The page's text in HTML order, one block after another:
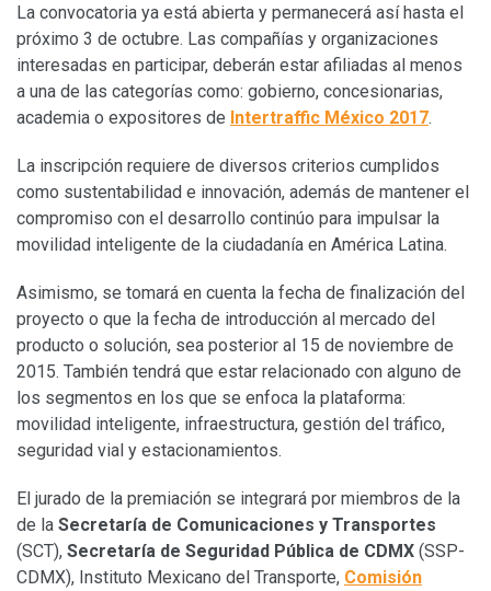
La convocatoria ya está abierta y permanecerá así hasta el
próximo 3 de octubre. Las compañías y organizaciones
interesadas en participar, deberán estar afiliadas al menos
a una de las categorías como: gobierno, concesionarias,
academia o expositores de Intertraffic México 2017.
La inscripción requiere de diversos criterios cumplidos
como sustentabilidad e innovación, además de mantener el
compromiso con el desarrollo continúo para impulsar la
movilidad inteligente de la ciudadanía en América Latina.
Asimismo, se tomará en cuenta la fecha de finalización del
proyecto o que la fecha de introducción al mercado del
producto o solución, sea posterior al 15 de noviembre de
2015. También tendrá que estar relacionado con alguno de
los segmentos en los que se enfoca la plataforma:
movilidad inteligente, infraestructura, gestión del tráfico,
seguridad vial y estacionamientos.
El jurado de la premiación se integrará por miembros de la
de la Secretaría de Comunicaciones y Transportes
(SCT), Secretaría de Seguridad Pública de CDMX (SSP-
CDMX), Instituto Mexicano del Transporte, Comisión